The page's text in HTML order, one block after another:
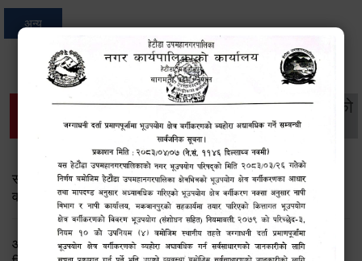
अन्य
थप विवरणहरु
सामाजिक सुरक्षा तथा
व्यक्तिगत घटना दर्ता
महिला
विकास
वातावरण
सूचनाको
सामाजिक सुरक्षा तथा पञ्जीकरण शाखा ( आ.व. २०८२/०८३ को
वार्षिक प्रगति प्रतिवेदन)
आ.व.२०८२।८३ को सामाजिक सुरक्षा भत्ता प्राप्त गर्ने लाभग्राहीको